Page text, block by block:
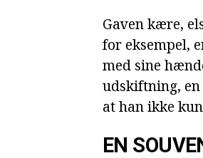
Gaven kære,
for eksempel,
med sine
udskiftning,
at han ikke
EN